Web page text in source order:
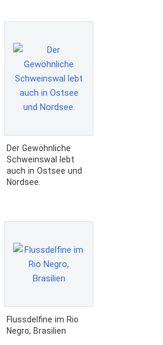
Der Gewöhnliche
Schweinswal lebt
auch in Ostsee und
Nordsee.
Flussdelfine im Rio
Negro, Brasilien